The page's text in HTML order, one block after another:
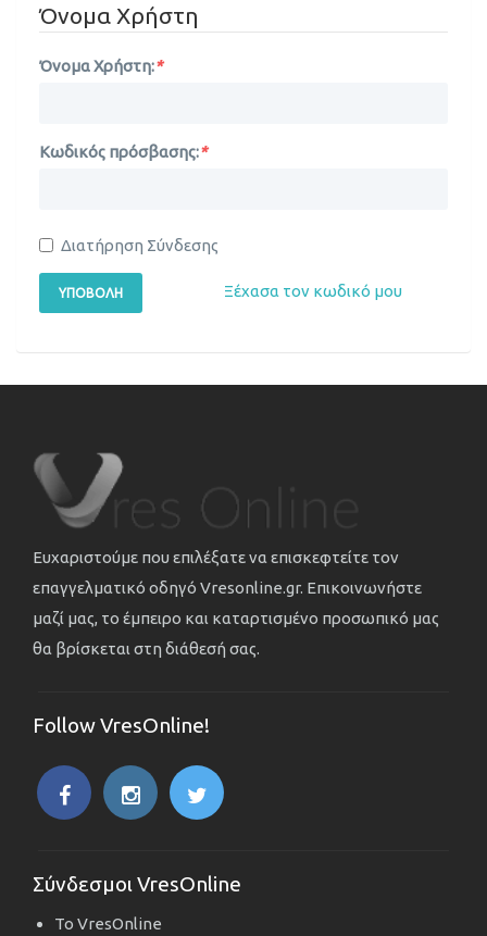
Όνομα Χρήστη
Όνομα Χρήστη:*
Κωδικός πρόσβασης:*
Διατήρηση Σύνδεσης
ΥΠΟΒΟΛΉ Ξέχασα τον κωδικό μου
Ευχαριστούμε που επιλέξατε να επισκεφτείτε τον
επαγγελματικό οδηγό Vresonline.gr. Επικοινωνήστε
μαζί μας, το έμπειρο και καταρτισμένο προσωπικό μας
θα βρίσκεται στη διάθεσή σας.
Follow VresOnline!
Σύνδεσμοι VresOnline
Το VresOnline